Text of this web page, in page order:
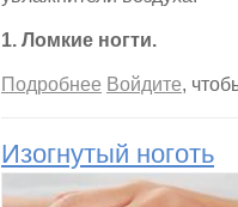
1. Ломкие ногти.
Подробнее о Заболевания
Войдите,
Изогнутый ноготь